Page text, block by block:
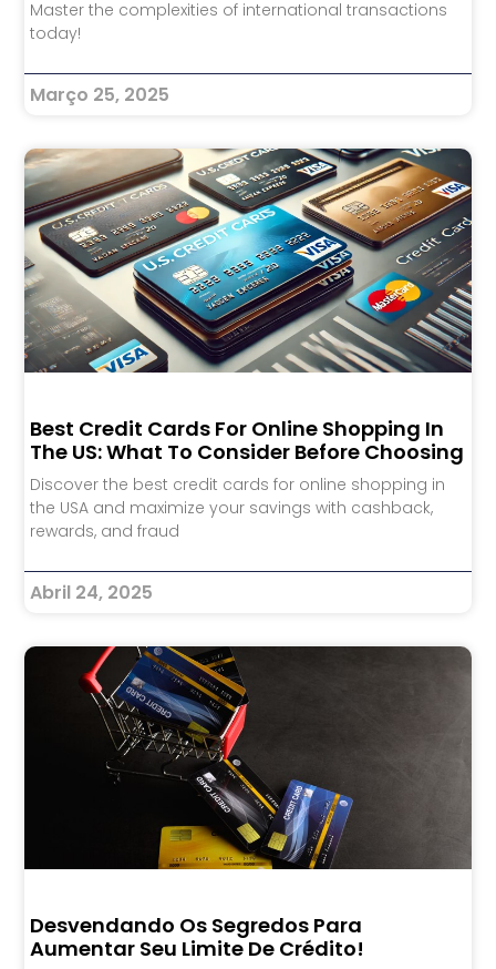
Master the complexities of international transactions
today!
Março 25, 2025
Best Credit Cards For Online Shopping In
The US: What To Consider Before Choosing
Discover the best credit cards for online shopping in
the USA and maximize your savings with cashback,
rewards, and fraud
Abril 24, 2025
Desvendando Os Segredos Para
Aumentar Seu Limite De Crédito!